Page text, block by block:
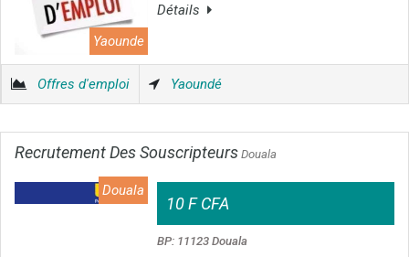
Yaounde
Détails
Offres d'emploi Yaoundé
Recrutement Des Souscripteurs Douala
Douala
10 F CFA
BP: 11123 Douala